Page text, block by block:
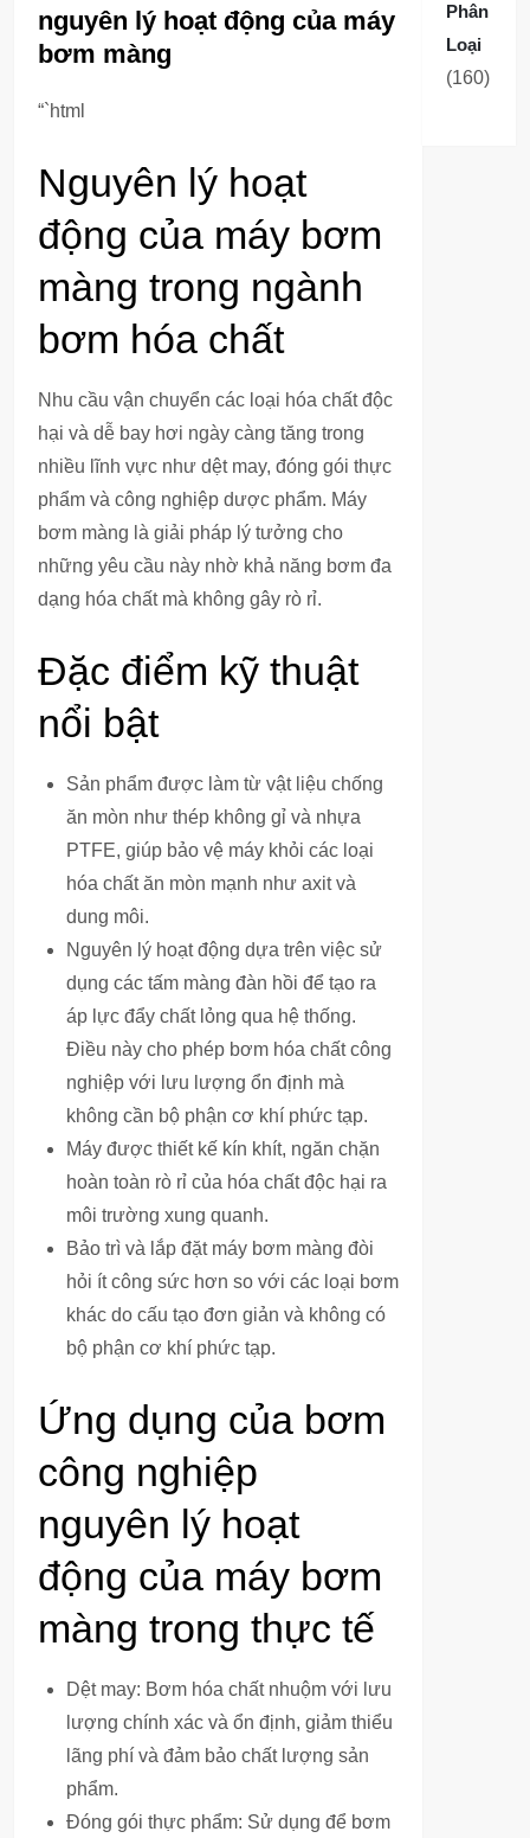
nguyên lý hoạt động của máy
bơm màng
“`html
Nguyên lý hoạt
động của máy bơm
màng trong ngành
bơm hóa chất
Nhu cầu vận chuyển các loại hóa chất độc
hại và dễ bay hơi ngày càng tăng trong
nhiều lĩnh vực như dệt may, đóng gói thực
phẩm và công nghiệp dược phẩm. Máy
bơm màng là giải pháp lý tưởng cho
những yêu cầu này nhờ khả năng bơm đa
dạng hóa chất mà không gây rò rỉ.
Đặc điểm kỹ thuật
nổi bật
Sản phẩm được làm từ vật liệu chống
ăn mòn như thép không gỉ và nhựa
PTFE, giúp bảo vệ máy khỏi các loại
hóa chất ăn mòn mạnh như axit và
dung môi.
Nguyên lý hoạt động dựa trên việc sử
dụng các tấm màng đàn hồi để tạo ra
áp lực đẩy chất lỏng qua hệ thống.
Điều này cho phép bơm hóa chất công
nghiệp với lưu lượng ổn định mà
không cần bộ phận cơ khí phức tạp.
Máy được thiết kế kín khít, ngăn chặn
hoàn toàn rò rỉ của hóa chất độc hại ra
môi trường xung quanh.
Bảo trì và lắp đặt máy bơm màng đòi
hỏi ít công sức hơn so với các loại bơm
khác do cấu tạo đơn giản và không có
bộ phận cơ khí phức tạp.
Ứng dụng của bơm
công nghiệp
nguyên lý hoạt
động của máy bơm
màng trong thực tế
Dệt may: Bơm hóa chất nhuộm với lưu
lượng chính xác và ổn định, giảm thiểu
lãng phí và đảm bảo chất lượng sản
phẩm.
Đóng gói thực phẩm: Sử dụng để bơm
Phân
Loại
160160